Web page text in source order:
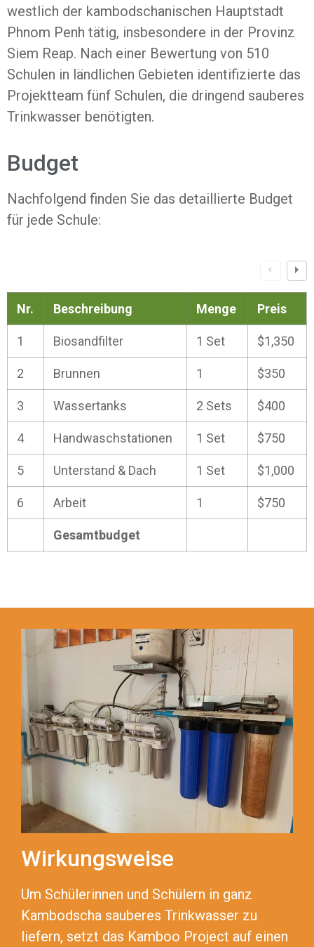
westlich der kambodschanischen Hauptstadt
Phnom Penh tätig, insbesondere in der Provinz
Siem Reap. Nach einer Bewertung von 510
Schulen in ländlichen Gebieten identifizierte das
Projektteam fünf Schulen, die dringend sauberes
Trinkwasser benötigten.
Budget
Nachfolgend finden Sie das detaillierte Budget
für jede Schule:
Nr. Beschreibung Menge Preis
Gesamtbudget
1 Biosandfilter 1 Set $1,350
2 Brunnen 1 $350
3 Wassertanks 2 Sets $400
4 Handwaschstationen 1 Set $750
5 Unterstand & Dach 1 Set $1,000
6 Arbeit 1 $750
Wirkungsweise
Um Schülerinnen und Schülern in ganz
Kambodscha sauberes Trinkwasser zu
liefern, setzt das Kamboo Project auf einen